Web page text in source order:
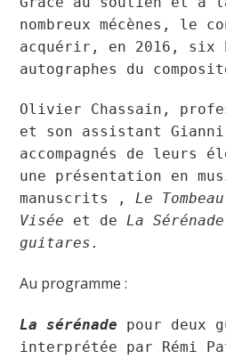
nombreux mécènes, le
acquérir, en 2016, six
autographes du
Olivier Chassain,
et son assistant Gianni
accompagnés de leurs
une présentation en
manuscrits ,Le
Visée et de La
guitares.
Au programme :
La sérénade pour deux
interprétée par Rémi